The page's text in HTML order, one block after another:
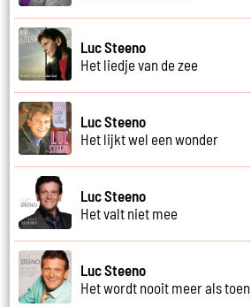
Luc Steeno
Het liedje van de zee
Luc Steeno
Het lijkt wel een wonder
Luc Steeno
Het valt niet mee
Luc Steeno
Het wordt nooit meer als toen